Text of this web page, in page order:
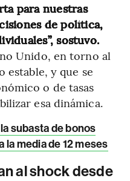
para nuestras
de política,
sostuvo.
Unido, en torno al
estable, y que se
o de tasas
esa dinámica.
subasta de bonos
la media de 12 meses
al shock desde